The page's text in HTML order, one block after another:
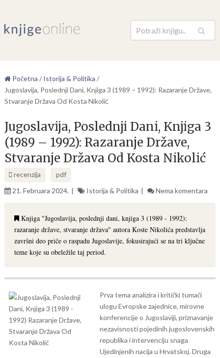
Pretraga
Početna / Istorija & Politika /
Jugoslavija, Poslednji Dani, Knjiga 3 (1989 – 1992): Razaranje Države,
Stvaranje Država Od Kosta Nikolić
Jugoslavija, Poslednji Dani, Knjiga 3
(1989 – 1992): Razaranje Države,
Stvaranje Država Od Kosta Nikolić
recenzija
pdf
21. Februara 2024.
Istorija & Politika Nema komentara
Knjiga "Jugoslavija, poslednji dani, knjiga 3 (1989 - 1992):
razaranje države, stvaranje država" autora Koste Nikolića predstavlja
završni deo priče o raspadu Jugoslavije, fokusirajući se na tri ključne
teme koje su obeležile taj period.
Prva tema analizira i kritički tumači
ulogu Evropske zajednice, mirovne
konferencije o Jugoslaviji, priznavanje
nezavisnosti pojedinih jugoslovenskih
republika i intervenciju snaga
Ujedinjenih nacija u Hrvatskoj. Druga